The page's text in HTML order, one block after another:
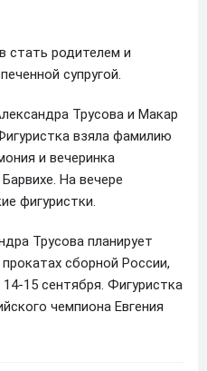
стать родителем и
супругой.
Трусова и Макар
взяла фамилию
и вечеринка
На вечере
фигуристки.
Трусова планирует
сборной России,
15 сентября. Фигуристка
чемпиона Евгения